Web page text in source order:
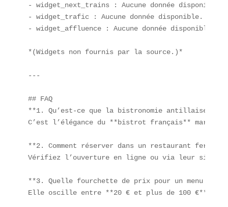
- widget_next_trains : Aucune donnée
- widget_trafic : Aucune donnée disponible.
- widget_affluence : Aucune donnée disponible.
*(Widgets non fournis par la source.)*
---
## FAQ
**1. Qu’est-ce que la bistronomie antillaise
C’est l’élégance du **bistrot français**
**2. Comment réserver dans un restaurant fermé
Vérifiez l’ouverture en ligne ou via leur site
**3. Quelle fourchette de prix pour un menu
Elle oscille entre **20 € et plus de 100 €**,